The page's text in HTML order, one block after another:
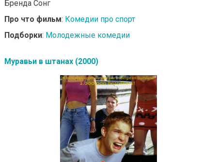
Бренда Сонг
Про что фильм: Комедии про спорт
Подборки: Молодежные комедии
Муравьи в штанах (2000)